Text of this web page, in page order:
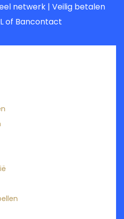
netwerk | Veilig betalen
of Bancontact